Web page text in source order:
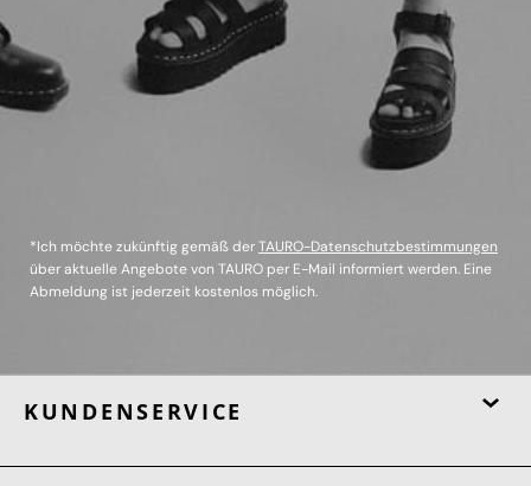
*Ich möchte zukünftig gemäß derTAURO-Datenschutzbestimmungen
über aktuelle Angebote von TAURO per E-Mail informiert werden. Eine
Abmeldung ist jederzeit kostenlos möglich.
KUNDENSERVICE